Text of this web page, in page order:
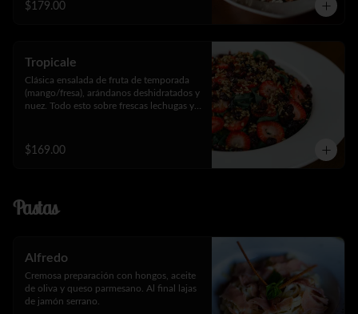
$179.00
Tropicale
Clásica ensalada de fruta de temporada
(mango/fresa), arándanos deshidratados y
nuez. Todo esto sobre frescas lechugas y
$169.00
Pastas
Alfredo
Cremosa preparación con hongos, aceite
de oliva y queso parmesano. Al final lajas
de jamón serrano.